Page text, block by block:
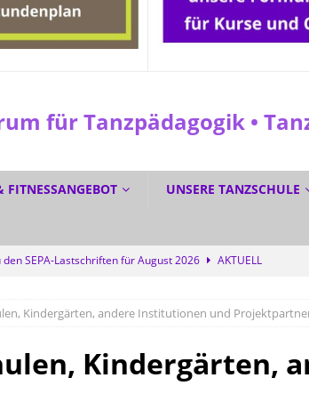
für Tanzpädagogik •
FITNESSANGEBOT UNSERE TANZSCHULE
den SEPA-Lastschriften für August 2026
AKTUELL
DURCH DEN SOMMER TANZEN? Ja!
SPEZIAL
Deutscher Meistertitel für die Tanzschule Güth
Kindergärten, andere Institutionen und
Kindergärten,